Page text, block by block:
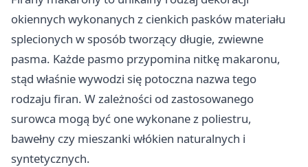
okiennych wykonanych z cienkich pasków materiału
splecionych w sposób tworzący długie, zwiewne
pasma. Każde pasmo przypomina nitkę makaronu,
stąd właśnie wywodzi się potoczna nazwa tego
rodzaju firan. W zależności od zastosowanego
surowca mogą być one wykonane z poliestru,
bawełny czy mieszanki włókien naturalnych i
syntetycznych.